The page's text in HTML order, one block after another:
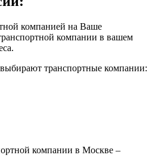
компанией на Ваше
компании в вашем
транспортные компании:
компании в Москве –